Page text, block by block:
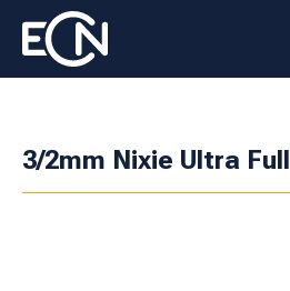
3/2mm Nixie Ultra Full